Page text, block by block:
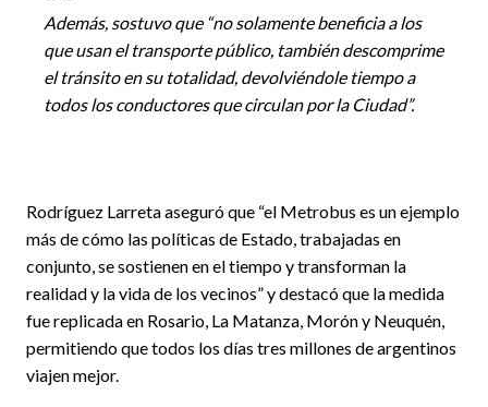
Además, sostuvo que “no solamente beneficia a los
que usan el transporte público, también descomprime
el tránsito en su totalidad, devolviéndole tiempo a
todos los conductores que circulan por la Ciudad”.
Rodríguez Larreta aseguró que “el Metrobus es un ejemplo
más de cómo las políticas de Estado, trabajadas en
conjunto, se sostienen en el tiempo y transforman la
realidad y la vida de los vecinos” y destacó que la medida
fue replicada en Rosario, La Matanza, Morón y Neuquén,
permitiendo que todos los días tres millones de argentinos
viajen mejor.